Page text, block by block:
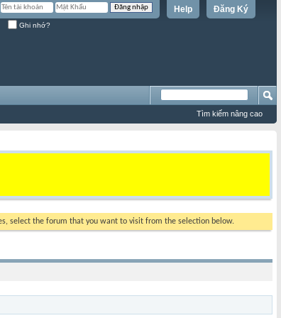
Đăng Ký
Help
Ghi nhớ?
Tìm kiếm nâng cao
select the forum that you want to visit from the selection below.